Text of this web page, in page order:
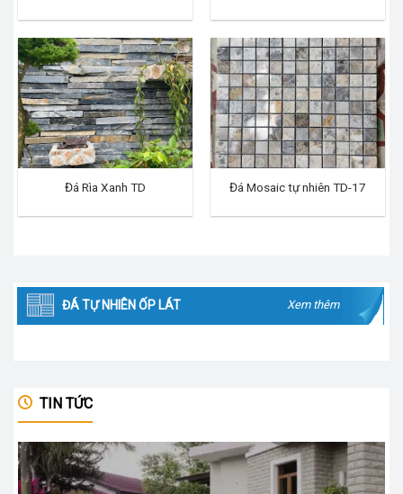
Đá Rìa Xanh TD Đá Mosaic tự nhiên TD-17
ĐÁ TỰ NHIÊN ỐP LÁT Xem thêm
TIN TỨC